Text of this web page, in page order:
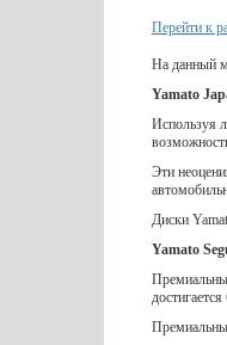
Перейти к
На данный
Yamato
Используя
Эти
Диски
Yamato